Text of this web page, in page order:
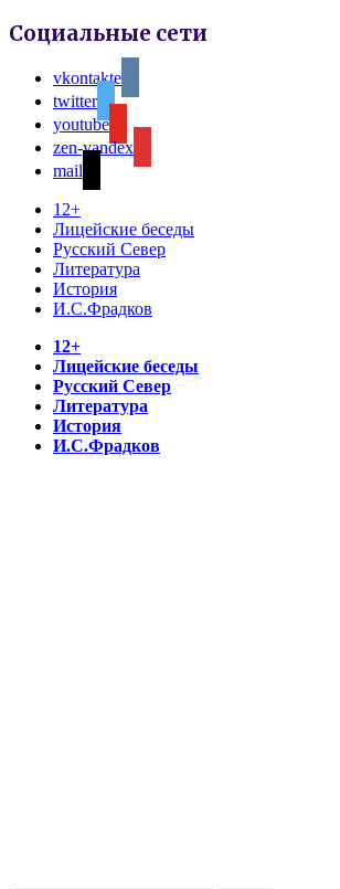
Социальные сети
vkontakte
twitter
youtube
zen-yandex
mail
12+
Лицейские беседы
Русский Север
Литература
История
И.С.Фрадков
12+
Лицейские беседы
Русский Север
Литература
История
И.С.Фрадков